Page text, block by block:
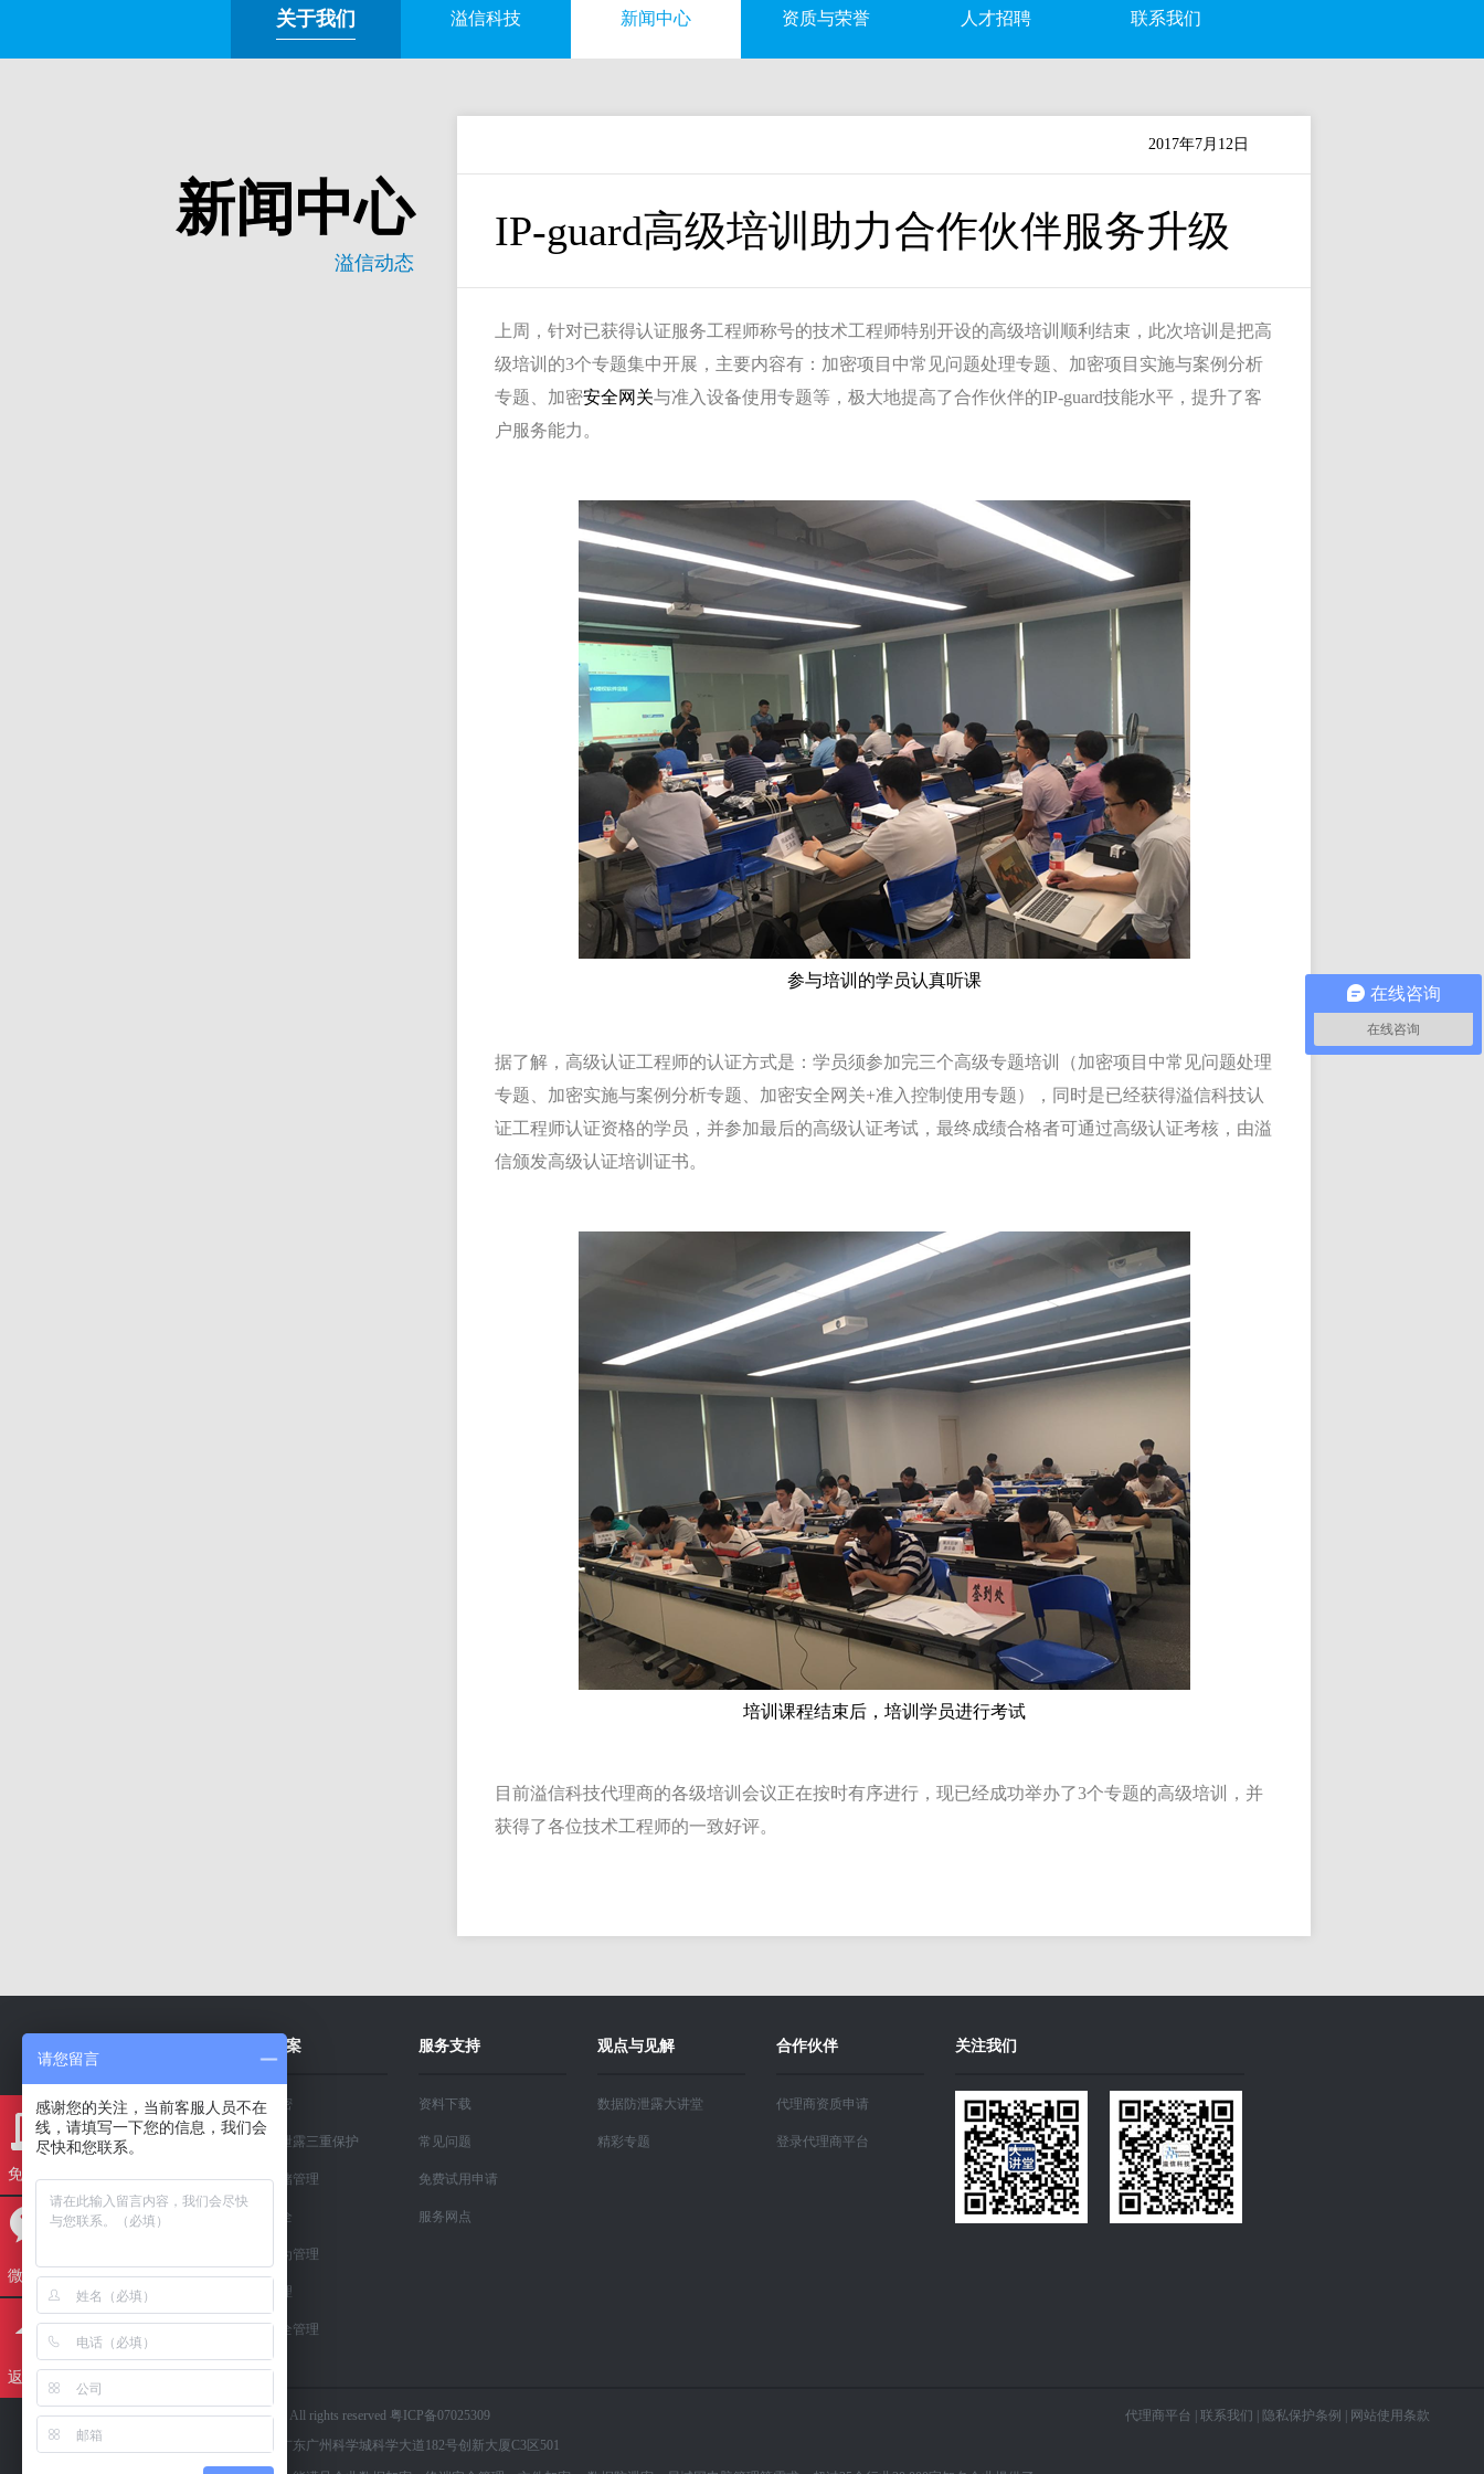
关于我们 溢信科技 新闻中心 资质与荣誉 人才招聘 联系我们
新闻中心
溢信动态
2017年7月12日
IP-guard高级培训助力合作伙伴服务升级
上周，针对已获得认证服务工程师称号的技术工程师特别开设的高级培训顺利结束，此次培训是把高
级培训的3个专题集中开展，主要内容有：加密项目中常见问题处理专题、加密项目实施与案例分析
专题、加密安全网关与准入设备使用专题等，极大地提高了合作伙伴的IP-guard技能水平，提升了客
户服务能力。
参与培训的学员认真听课
据了解，高级认证工程师的认证方式是：学员须参加完三个高级专题培训（加密项目中常见问题处理
专题、加密实施与案例分析专题、加密安全网关+准入控制使用专题），同时是已经获得溢信科技认
证工程师认证资格的学员，并参加最后的高级认证考试，最终成绩合格者可通过高级认证考核，由溢
信颁发高级认证培训证书。
培训课程结束后，培训学员进行考试
目前溢信科技代理商的各级培训会议正在按时有序进行，现已经成功举办了3个专题的高级培训，并
获得了各位技术工程师的一致好评。
溢信科技
新闻中心
资质与荣誉
人才招聘
解决方案
文档加密
信息防泄露三重保护
移动存储管理
终端安全
上网行为管理
资产管理
内网安全管理
服务支持
资料下载
常见问题
免费试用申请
服务网点
观点与见解
数据防泄露大讲堂
精彩专题
合作伙伴
代理商资质申请
登录代理商平台
关注我们
版权所有：© 2025 TEC Solutions Limited. All rights reserved 粤ICP备07025309 代理商平台 联系我们 隐私保护条例
网站使用条款
广州市溢信科技股份有限公司 地址：广东广州科学城科学大道182号创新大厦C3区501
免费试用
微信咨询
售前咨询
售后咨询
返回顶部
在线咨询
在线咨询
请您留言
感谢您的关注，当前客服人员不在
线，请填写一下您的信息，我们会
尽快和您联系。